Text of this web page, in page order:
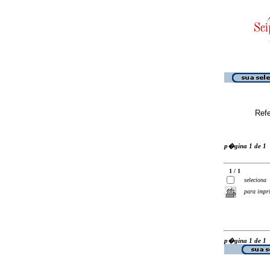
p�gina 1 de 1
1 / 1
seleciona
para
p�gina 1 de 1